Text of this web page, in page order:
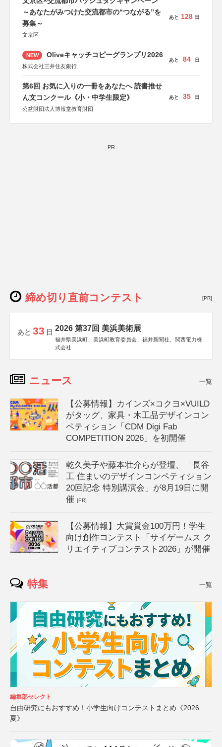
～あなたがみつけた交流都市の“つながる”を
募集～
文京区
あと 128 日
NEW Oliveキャッチコピーグランプリ2026
株式会社三井住友銀行
あと 84 日
第6回 お気に入りの一冊をあなたへ 読書推せ
ん文コンクール《小・中学生限定》
公益財団法人博報堂教育財団
あと 35 日
PR
締め切り直前コンテスト [PR]
あと 33 日 2026 第37回 美浜美術展
福井県美浜町、美浜町教育委員会、福井新聞社、関西電力株
式会社
ニュース 一覧
【公募情報】カインズ×コクヨ×VUILD
がタッグ、家具・木工品デザインコン
ペティション「CDM Digi Fab
COMPETITION 2026」を初開催
乾久美子や藤本壮介らが登壇、「長谷
工 住まいのデザインコンペティション
20回記念 特別講演会」が8月19日に開
催[PR]
【公募情報】大賞賞金100万円！学生
向け創作コンテスト「サイゲームス ク
リエイティブコンテスト2026」が開催
特集 一覧
編集部セレクト
自由研究にもおすすめ！小学生向けコンテストまとめ《2026
夏》